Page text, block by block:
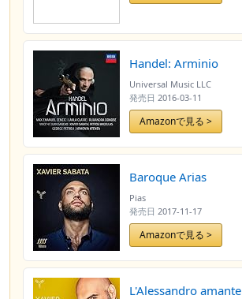
Handel: Arminio
Universal Music LLC
発売日 2016-03-11
Amazonで見る >
Baroque Arias
Pias
発売日 2017-11-17
Amazonで見る >
L'Alessandro amante